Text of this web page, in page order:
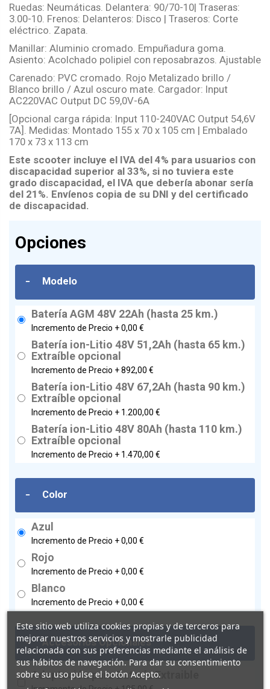
Ruedas: Neumáticas. Delantera: 90/70-10| Traseras:
3.00-10. Frenos: Delanteros: Disco | Traseros: Corte
eléctrico. Zapata.
Manillar: Aluminio cromado. Empuñadura goma.
Asiento: Acolchado polipiel con reposabrazos. Ajustable
Carenado: PVC cromado. Rojo Metalizado brillo /
Blanco brillo / Azul oscuro mate. Cargador: Input
AC220VAC Output DC 59,0V-6A
[Opcional carga rápida: Input 110-240VAC Output 54,6V
7A]. Medidas: Montado 155 x 70 x 105 cm | Embalado
170 x 73 x 113 cm
Este scooter incluye el IVA del 4% para usuarios con
discapacidad superior al 33%, si no tuviera este
grado discapacidad, el IVA que debería abonar sería
del 21%. Envíenos copia de su DNI y del certificado
de discapacidad.
Opciones
- Modelo
Batería AGM 48V 22Ah (hasta 25 km.)
Incremento de Precio +0,00 €
Batería ion-Litio 48V 51,2Ah (hasta 65 km.)
Extraíble opcional
Incremento de Precio +892,00 €
Batería ion-Litio 48V 67,2Ah (hasta 90 km.)
Extraíble opcional
Incremento de Precio + 1.200,00 €
Batería ion-Litio 48V 80Ah (hasta 110 km.)
Extraíble opcional
Incremento de Precio + 1.470,00 €
- Color
Azul
Incremento de Precio +0,00 €
Rojo
Incremento de Precio +0,00 €
Blanco
Incremento de Precio +0,00 €
- Accesorios Opcionales
Adaptación para Batería Extraible
Este sitio web utiliza cookies propias y de terceros para
mejorar nuestros servicios y mostrarle publicidad
relacionada con sus preferencias mediante el análisis de
sus hábitos de navegación. Para dar su consentimiento
sobre su uso pulse el botón Acepto.